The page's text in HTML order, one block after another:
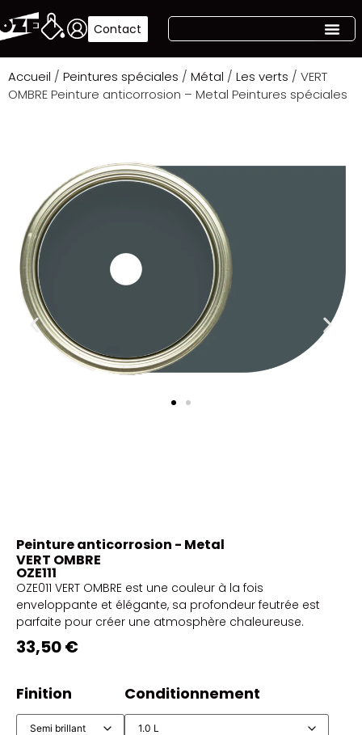
Contact
Accueil / Peintures spéciales / Métal / Les verts / VERT
OMBRE Peinture anticorrosion – Metal Peintures spéciales
Peinture anticorrosion - Metal
VERT OMBRE
OZE111
OZE011 VERT OMBRE est une couleur à la fois
enveloppante et élégante, sa profondeur feutrée est
parfaite pour créer une atmosphère chaleureuse.
33,50 €
Finition Conditionnement